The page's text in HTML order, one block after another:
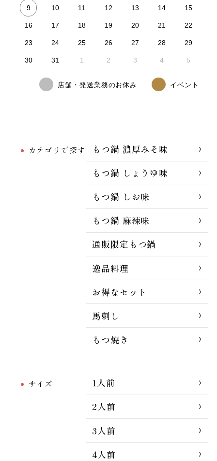
カテゴリで探す
もつ鍋 濃厚みそ味
もつ鍋 しょうゆ味
もつ鍋 しお味
もつ鍋 麻辣味
通販限定もつ鍋
逸品料理
お得なセット
馬刺し
もつ焼き
サイズ
1人前
2人前
3人前
4人前
9 10 11 12 13 14 15
16 17 18 19 20 21 22
23 24 25 26 27 28 29
30 31 1 2 3 4 5
店舗・発送業務のお休み イベント